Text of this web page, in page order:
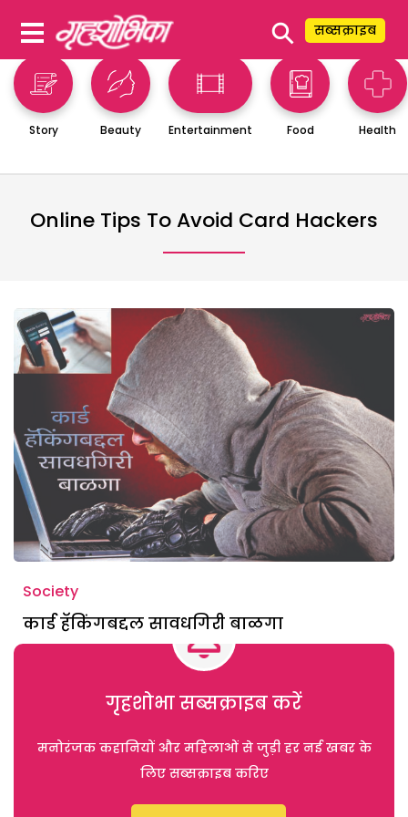
⚲ सब्सक्राइब
Story Beauty Entertainment Food Health
Online Tips To Avoid Card Hackers
Society
कार्ड हॅकिंगबद्दल सावधगिरी बाळगा
गृहशोभा सब्सक्राइब करें
मनोरंजक कहानियों और महिलाओं से जुड़ी हर नई खबर के
लिए सब्सक्राइब करिए